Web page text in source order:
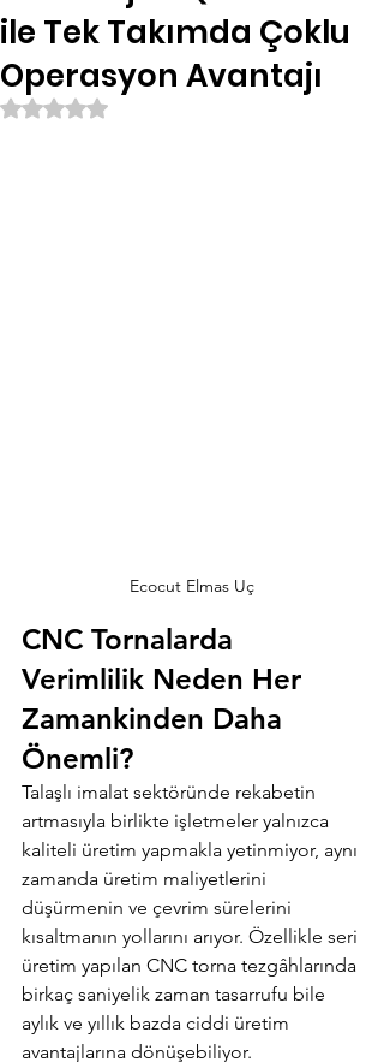
ile Tek Takımda Çoklu
Operasyon Avantajı
5 üzerinden NaN yıldız
Ecocut Elmas Uç
CNC Tornalarda
Verimlilik Neden Her
Zamankinden Daha
Önemli?
Talaşlı imalat sektöründe rekabetin
artmasıyla birlikte işletmeler yalnızca
kaliteli üretim yapmakla yetinmiyor, aynı
zamanda üretim maliyetlerini
düşürmenin ve çevrim sürelerini
kısaltmanın yollarını arıyor. Özellikle seri
üretim yapılan CNC torna tezgâhlarında
birkaç saniyelik zaman tasarrufu bile
aylık ve yıllık bazda ciddi üretim
avantajlarına dönüşebiliyor.